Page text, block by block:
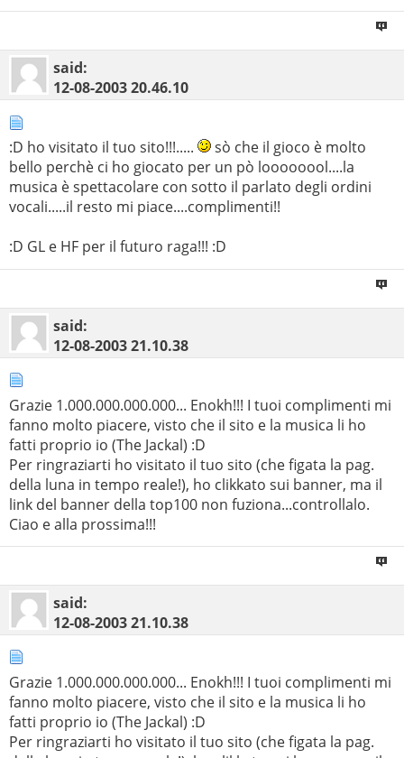
said:
12-08-200320.46.10
:D ho visitato il tuo sito!!!.....
sò che il gioco è molto
bello perchè ci ho giocato per un pò loooooool....la
musica è spettacolare con sotto il parlato degli ordini
vocali.....il resto mi piace....complimenti!!
:D GL e HF per il futuro raga!!! :D
said:
12-08-200321.10.38
Grazie 1.000.000.000.000... Enokh!!! I tuoi complimenti mi
fanno molto piacere, visto che il sito e la musica li ho
fatti proprio io (The Jackal) :D
Per ringraziarti ho visitato il tuo sito (che figata la pag.
della luna in tempo reale!), ho clikkato sui banner, ma il
link del banner della top100 non fuziona...controllalo.
Ciao e alla prossima!!!
said:
12-08-200321.10.38
Grazie 1.000.000.000.000... Enokh!!! I tuoi complimenti mi
fanno molto piacere, visto che il sito e la musica li ho
fatti proprio io (The Jackal) :D
Per ringraziarti ho visitato il tuo sito (che figata la pag.